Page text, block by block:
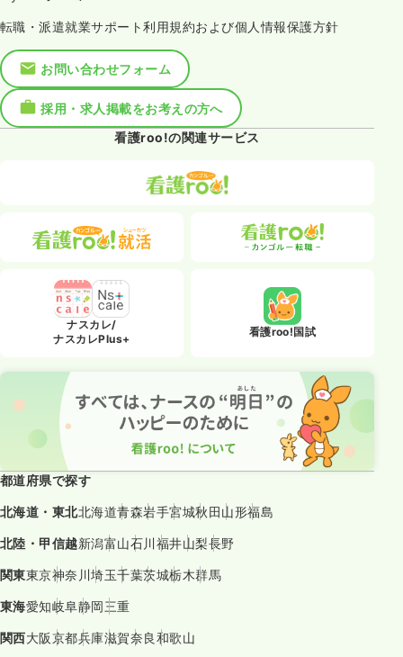
転職・派遣就業サポート利用規約および個人情報保護方針
お問い合わせフォーム
採用・求人掲載をお考えの方へ
看護roo!の関連サービス
ナスカレ/
ナスカレPlus+
看護roo!国試
都道府県で探す
北海道・東北北海道青森岩手宮城秋田山形福島
北陸・甲信越新潟富山石川福井山梨長野
関東東京神奈川埼玉千葉茨城栃木群馬
東海愛知岐阜静岡三重
関西大阪京都兵庫滋賀奈良和歌山